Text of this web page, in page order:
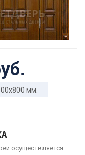
мм.
осуществляется